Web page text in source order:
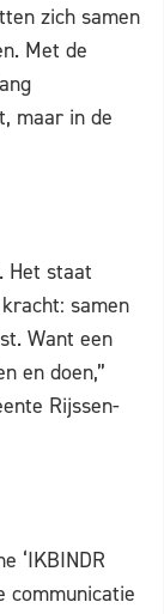
zich samen
Met de
maar in de
Het staat
samen
Want een
en doen,”
Rijssen-
‘IKBINDR
communicatie